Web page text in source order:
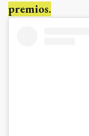
premios.